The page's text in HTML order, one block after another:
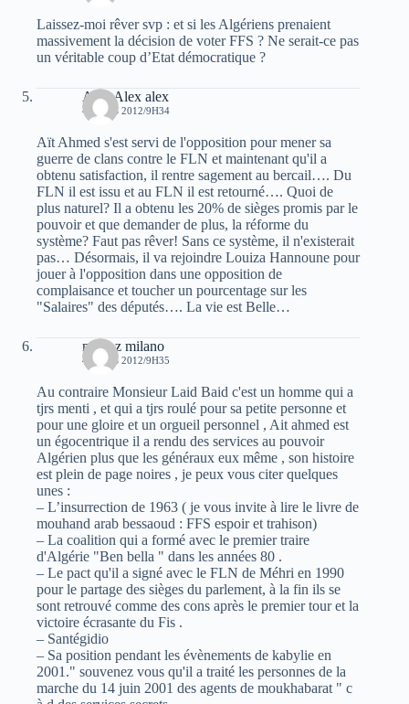
Laissez-moi rêver svp : et si les Algériens prenaient
massivement la décision de voter FFS ? Ne serait-ce pas
un véritable coup d’Etat démocratique ?
Alex Alex alex
4 MARS 2012/9H34
Aït Ahmed s'est servi de l'opposition pour mener sa
guerre de clans contre le FLN et maintenant qu'il a
obtenu satisfaction, il rentre sagement au bercail…. Du
FLN il est issu et au FLN il est retourné…. Quoi de
plus naturel? Il a obtenu les 20% de sièges promis par le
pouvoir et que demander de plus, la réforme du
système? Faut pas rêver! Sans ce système, il n'existerait
pas… Désormais, il va rejoindre Louiza Hannoune pour
jouer à l'opposition dans une opposition de
complaisance et toucher un pourcentage sur les
"Salaires" des députés…. La vie est Belle…
milooz milano
4 MARS 2012/9H35
Au contraire Monsieur Laid Baid c'est un homme qui a
tjrs menti , et qui a tjrs roulé pour sa petite personne et
pour une gloire et un orgueil personnel , Ait ahmed est
un égocentrique il a rendu des services au pouvoir
Algérien plus que les généraux eux même , son histoire
est plein de page noires , je peux vous citer quelques
unes :
– L’insurrection de 1963 ( je vous invite à lire le livre de
mouhand arab bessaoud : FFS espoir et trahison)
– La coalition qui a formé avec le premier traire
d'Algérie "Ben bella " dans les années 80 .
– Le pact qu'il a signé avec le FLN de Méhri en 1990
pour le partage des sièges du parlement, à la fin ils se
sont retrouvé comme des cons après le premier tour et la
victoire écrasante du Fis .
– Santégidio
– Sa position pendant les évènements de kabylie en
2001." souvenez vous qu'il a traité les personnes de la
marche du 14 juin 2001 des agents de moukhabarat " c